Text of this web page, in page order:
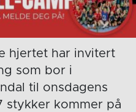
hjertet har invitert
som bor i
til onsdagens
stykker kommer på